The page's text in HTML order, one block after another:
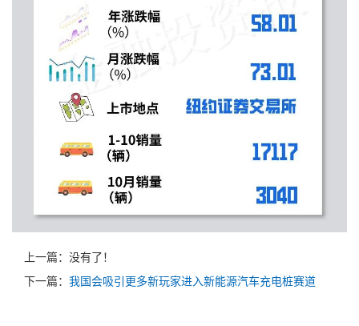
上一篇：没有了！
下一篇： 我国会吸引更多新玩家进入新能源汽车充电桩赛道